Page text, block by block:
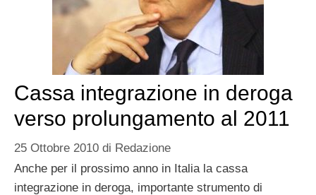
Cassa integrazione in deroga
verso prolungamento al 2011
25 Ottobre 2010 di Redazione
Anche per il prossimo anno in Italia la cassa
integrazione in deroga, importante strumento di